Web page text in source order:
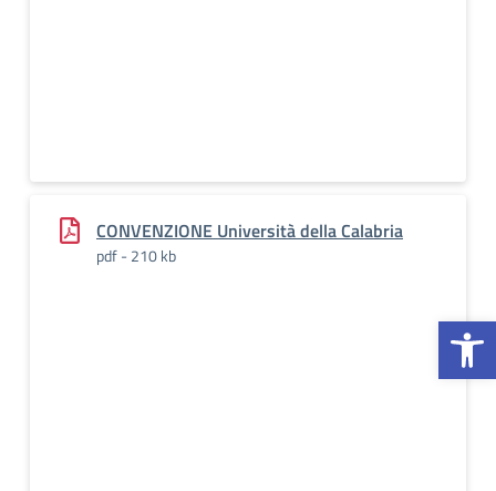
CONVENZIONE Università della Calabria
pdf - 210 kb